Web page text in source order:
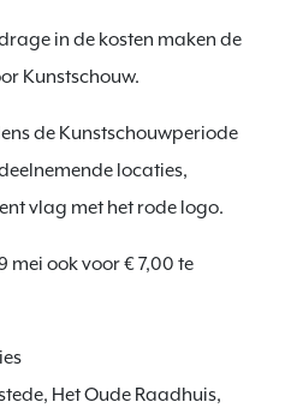
in de kosten maken de
Kunstschouw.
de Kunstschouwperiode
locaties,
vlag met het rode logo.
mei ook voor € 7,00 te
Het Oude Raadhuis,